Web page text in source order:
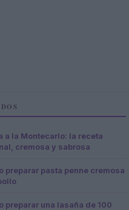
a la Montecarlo: la receta
cremosa y sabrosa
preparar pasta penne cremosa
preparar una lasaña de 100